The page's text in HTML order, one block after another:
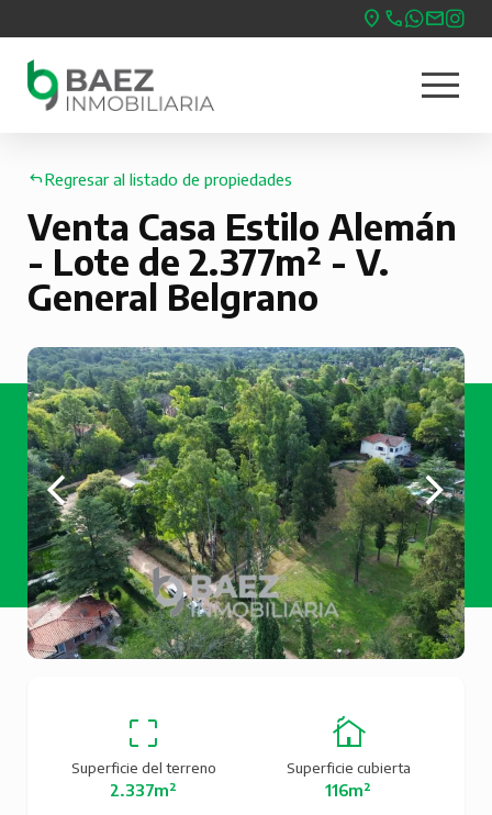
al
contenido
principal
menu
Regresar al listado de propiedades
Venta Casa Estilo Alemán
- Lote de 2.377m² - V.
General Belgrano
Superficie del terreno
2.337m²
Superficie cubierta
116m²